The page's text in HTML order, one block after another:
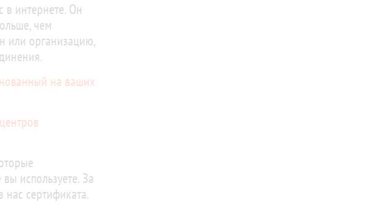
в интернете. Он
чем
или организацию,
на ваших
используете. За
нас сертификата.